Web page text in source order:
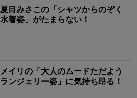
夏目みさこの「シャツからのぞく
水着姿」がたまらない！
メイリの「大人のムードただよう
ランジェリー姿」に気持ち昂る！